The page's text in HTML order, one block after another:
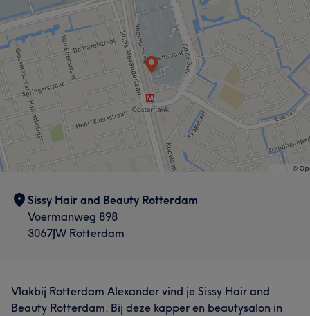
Skilled 14 Professional 9 Knowledgeable 7
Friendly 7
Sissy Hair and Beauty Rotterdam
Voermanweg 898
3067JW Rotterdam
Vlakbij Rotterdam Alexander vind je Sissy Hair and
Beauty Rotterdam. Bij deze kapper en beautysalon in